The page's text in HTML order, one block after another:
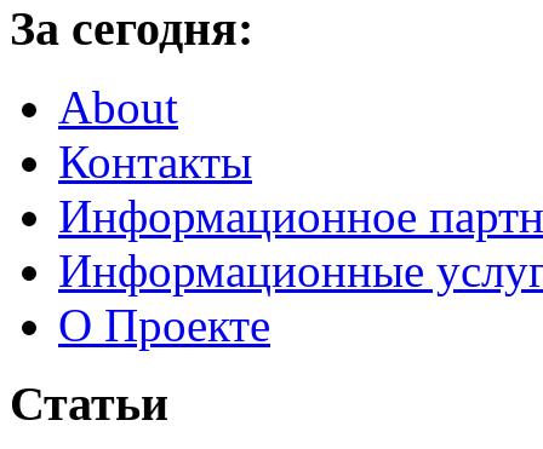
За сегодня:
About
Контакты
Информационное
Информационные
О Проекте
Статьи